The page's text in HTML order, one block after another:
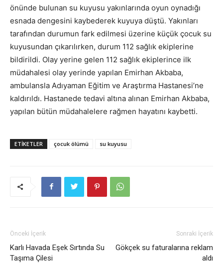
önünde bulunan su kuyusu yakınlarında oyun oynadığı
esnada dengesini kaybederek kuyuya düştü. Yakınları
tarafından durumun fark edilmesi üzerine küçük çocuk su
kuyusundan çıkarılırken, durum 112 sağlık ekiplerine
bildirildi. Olay yerine gelen 112 sağlık ekiplerince ilk
müdahalesi olay yerinde yapılan Emirhan Akbaba,
ambulansla Adıyaman Eğitim ve Araştırma Hastanesi’ne
kaldırıldı. Hastanede tedavi altına alınan Emirhan Akbaba,
yapılan bütün müdahalelere rağmen hayatını kaybetti.
ETIKETLER çocuk ölümü su kuyusu
Önceki İçerik
Karlı Havada Eşek Sırtında Su
Taşıma Çilesi
Sonraki İçerik
Gökçek su faturalarına reklam
aldı